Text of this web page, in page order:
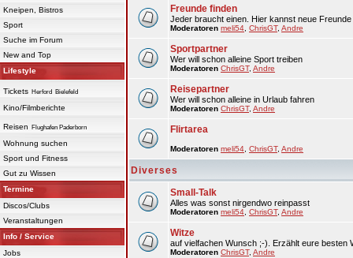
Kneipen, Bistros
Sport
Suche im Forum
New and Top
Lifestyle
Tickets Herford Bielefeld
Kino/Filmberichte
Reisen Flughafen Paderborn
Wohnung suchen
Sport und Fitness
Gut zu Wissen
Termine
Discos/Clubs
Veranstaltungen
Info / Service
Jobs
Freunde finden
Jeder braucht einen. Hier kannst neue Freunde
Moderatoren meli54 ChrisGT, Andre
Sportpartner
Wer will schon alleine Sport treiben
Moderatoren ChrisGT, Andre
Reisepartner
Wer will schon alleine in Urlaub fahren
Moderatoren ChrisGT, Andre
Flirtarea
Moderatoren meli54 ChrisGT, Andre
Diverses
Small-Talk
Alles was sonst nirgendwo reinpasst
Moderatoren meli54 ChrisGT, Andre
Witze
auf vielfachen Wunsch ;-). Erzählt eure besten
Moderatoren ChrisGT, Andre